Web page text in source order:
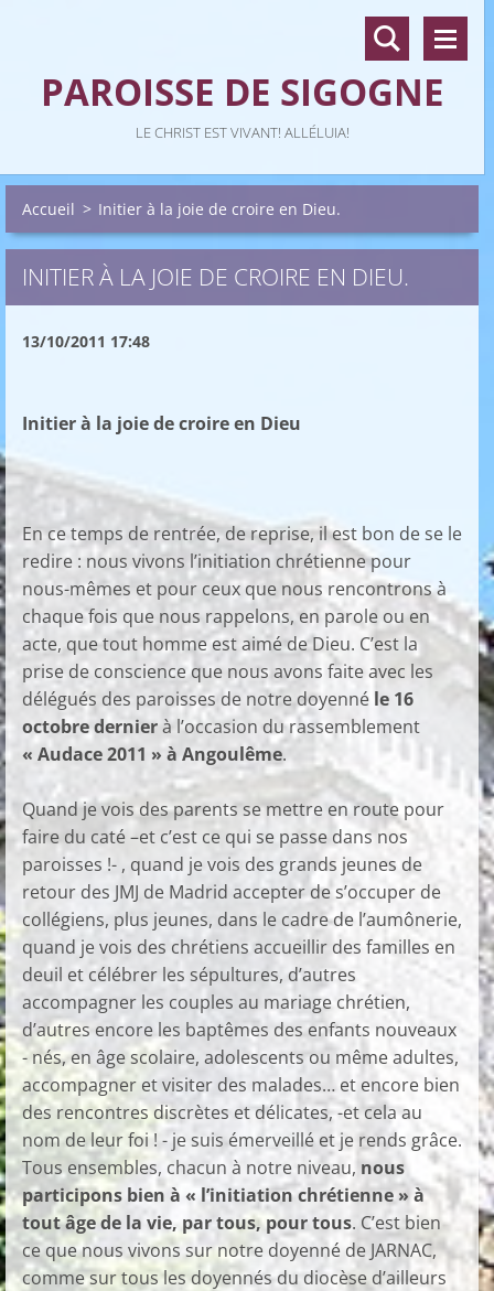
PAROISSE DE SIGOGNE
LE CHRIST EST VIVANT! ALLÉLUIA!
Accueil > Initier à la joie de croire en Dieu.
INITIER À LA JOIE DE CROIRE EN DIEU.
13/10/2011 17:48
Initier à la joie de croire en Dieu
En ce temps de rentrée, de reprise, il est bon de se le
redire : nous vivons l’initiation chrétienne pour
nous-mêmes et pour ceux que nous rencontrons à
chaque fois que nous rappelons, en parole ou en
acte, que tout homme est aimé de Dieu. C’est la
prise de conscience que nous avons faite avec les
délégués des paroisses de notre doyenné le 16
octobre dernierà l’occasion du rassemblement
« Audace 2011 » à Angoulême.
Quand je vois des parents se mettre en route pour
faire du caté –et c’est ce qui se passe dans nos
paroisses !- , quand je vois des grands jeunes de
retour des JMJ de Madrid accepter de s’occuper de
collégiens, plus jeunes, dans le cadre de l’aumônerie,
quand je vois des chrétiens accueillir des familles en
deuil et célébrer les sépultures, d’autres
accompagner les couples au mariage chrétien,
d’autres encore les baptêmes des enfants nouveaux
- nés, en âge scolaire, adolescents ou même adultes,
accompagner et visiter des malades… et encore bien
des rencontres discrètes et délicates, -et cela au
nom de leur foi ! - je suis émerveillé et je rends grâce.
Tous ensembles, chacun à notre niveau, nous
participons bien à « l’initiation chrétienne » à
tout âge de la vie, par tous, pour tous. C’est bien
ce que nous vivons sur notre doyenné de JARNAC,
comme sur tous les doyennés du diocèse d’ailleurs